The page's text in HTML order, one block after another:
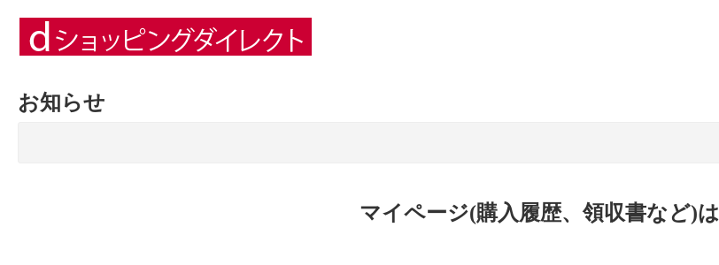
お知らせ
マイページ(購入履歴、領収書など)は